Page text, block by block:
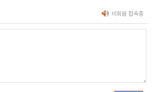
비회원 접속중